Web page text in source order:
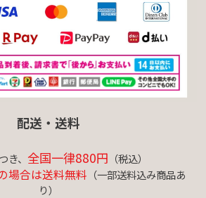
配送・送料
き、 全国一律880円 （税込）
場合は送料無料 （一部送料込み商品あ
り）